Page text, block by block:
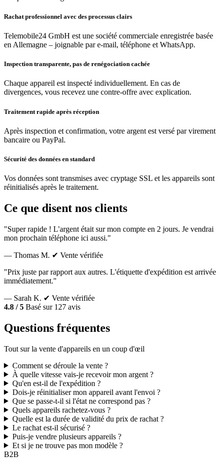
Rachat professionnel avec des processus clairs
Telemobile24 GmbH est une société commerciale enregistrée basée
en Allemagne – joignable par e-mail, téléphone et WhatsApp.
Inspection transparente, pas de renégociation cachée
Chaque appareil est inspecté individuellement. En cas de
divergences, vous recevez une contre-offre avec explication.
Traitement rapide après réception
Après inspection et confirmation, votre argent est versé par virement
bancaire ou PayPal.
Sécurité des données en standard
Vos données sont transmises avec cryptage SSL et les appareils sont
réinitialisés après le traitement.
Ce que disent nos clients
"Super rapide ! L'argent était sur mon compte en 2 jours. Je vendrai
mon prochain téléphone ici aussi."
— Thomas M. ✔ Vente vérifiée
"Prix juste par rapport aux autres. L'étiquette d'expédition est arrivée
immédiatement."
— Sarah K. ✔ Vente vérifiée
4.8 / 5 Basé sur 127 avis
Questions fréquentes
Tout sur la vente d'appareils en un coup d'œil
Comment se déroule la vente ?
À quelle vitesse vais-je recevoir mon argent ?
Qu'en est-il de l'expédition ?
Dois-je réinitialiser mon appareil avant l'envoi ?
Que se passe-t-il si l'état ne correspond pas ?
Quels appareils rachetez-vous ?
Quelle est la durée de validité du prix de rachat ?
Le rachat est-il sécurisé ?
Puis-je vendre plusieurs appareils ?
Et si je ne trouve pas mon modèle ?
B2B